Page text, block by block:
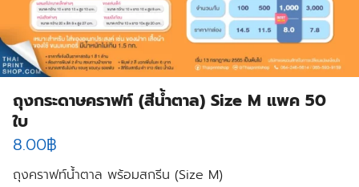
ถุงกระดาษคราฟท์ (สีน้ำตาล) Size M แพค 50
ใบ
8.00฿
ถุงคราฟท์น้ำตาล พร้อมสกรีน (Size M)